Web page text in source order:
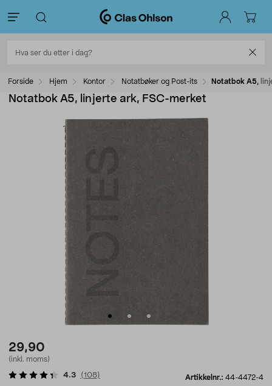
Forside Hjem Kontor Notatbøker og Post-its Notatbok A5,
Notatbok A5, linjerte ark, FSC-merket
29,90
(inkl. moms)
Artikkelnr.: 44-4472-4
4.3 (108)